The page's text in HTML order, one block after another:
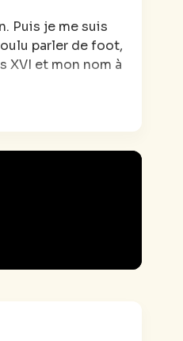
Puis je me suis
parler de foot,
XVI et mon nom à
jamais modifier